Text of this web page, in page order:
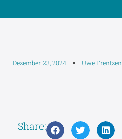
Dezember 23, 2024 Uwe Frentzen
Share: